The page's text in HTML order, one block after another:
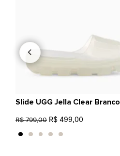
Slide UGG Jella Clear Branco
R$ 799,00 R$ 499,00